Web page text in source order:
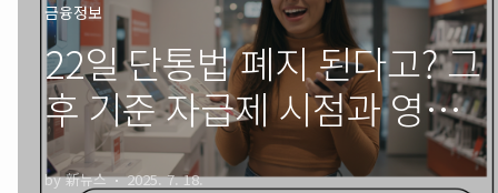
금융정보
22일 단통법 폐지 된다고? 그
후 기준 자급제 시점과 영향
분석
by 新뉴스 2025. 7. 18.